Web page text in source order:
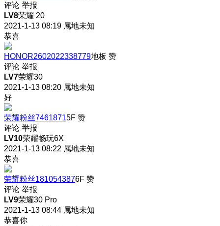
评论 举报
LV8荣耀 20
2021-1-13 08:19 属地未知
恭喜
HONOR2602022338779地板 赞
评论 举报
LV7荣耀30
2021-1-13 08:20 属地未知
好
荣耀粉丝74618715F 赞
评论 举报
LV10荣耀畅玩6X
2021-1-13 08:22 属地未知
恭喜
荣耀粉丝1810543876F 赞
评论 举报
LV9荣耀30 Pro
2021-1-13 08:44 属地未知
恭喜你